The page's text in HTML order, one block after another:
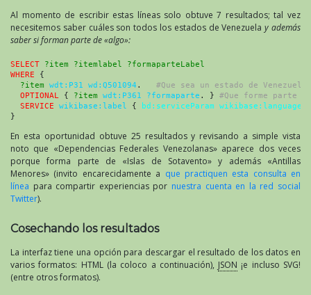
Al momento de escribir estas líneas solo obtuve 7 resultados; tal vez
necesitemos saber cuáles son todos los estados de Venezuelay además
saber si forman parte de «algo»:
SELECT
?item ?itemlabel ?formaparteLabel
WHERE {
?item
wdt:P31 wd:Q501094 . #Que sea un estado de Venezuela
OPTIONAL
{ ?item wdt:P361 ?formaparte . } #Que forme parte
SERVICE
wikibase:label { bd:serviceParam wikibase:language
}
En esta oportunidad obtuve 25 resultados y revisando a simple vista
noto que «Dependencias Federales Venezolanas» aparece dos veces
porque forma parte de «Islas de Sotavento» y además «Antillas
Menores» (invito encarecidamente a que practiquen esta consulta en
línea para compartir experiencias por nuestra cuenta en la red social
Twitter).
Cosechando los resultados
La interfaz tiene una opción para descargar el resultado de los datos en
varios formatos: HTML (la coloco a continuación), JSON ¡e incluso SVG!
(entre otros formatos).